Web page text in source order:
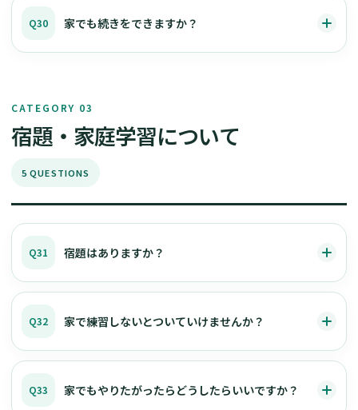
Q30 家でも続きをできますか？
CATEGORY 03
宿題・家庭学習について
5 QUESTIONS
Q31 宿題はありますか？
Q32 家で練習しないとついていけませんか？
Q33 家でもやりたがったらどうしたらいいですか？